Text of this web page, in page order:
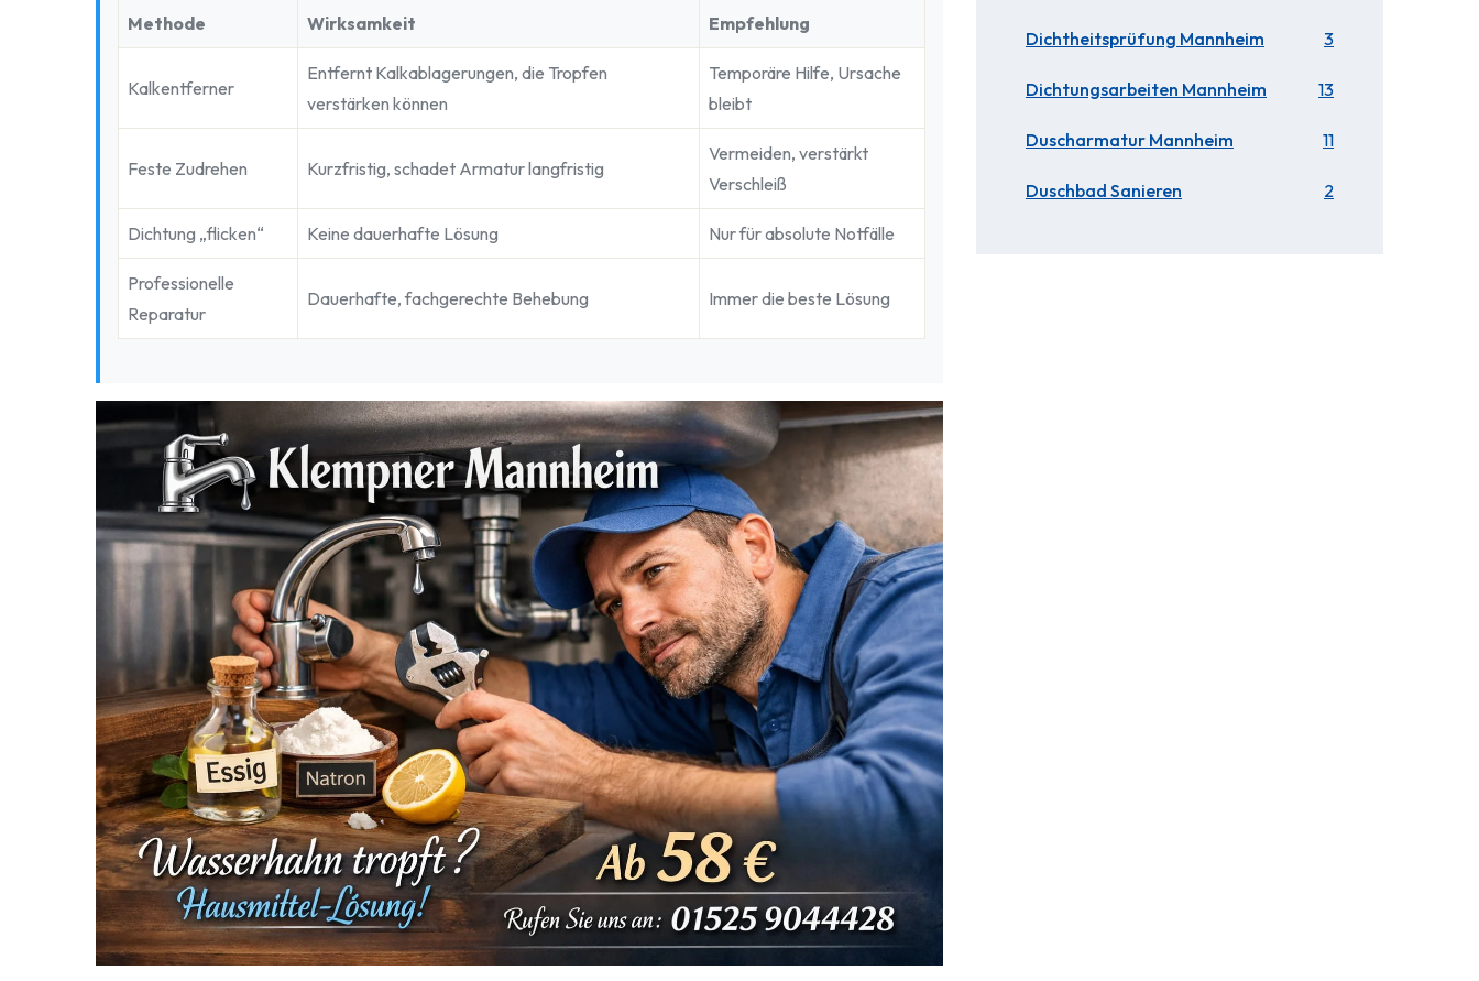
Methode Wirksamkeit Empfehlung
Kalkentferner
Entfernt Kalkablagerungen, die Tropfen
verstärken können
Temporäre Hilfe, Ursache
bleibt
Feste Zudrehen Kurzfristig, schadet Armatur langfristig
Vermeiden, verstärkt
Verschleiß
Dichtung „flicken“ Keine dauerhafte Lösung Nur für absolute Notfälle
Professionelle
Reparatur
Dauerhafte, fachgerechte Behebung Immer die beste Lösung
Dichtheitsprüfung Mannheim 3
Dichtungsarbeiten Mannheim 13
Duscharmatur Mannheim 11
Duschbad Sanieren 2